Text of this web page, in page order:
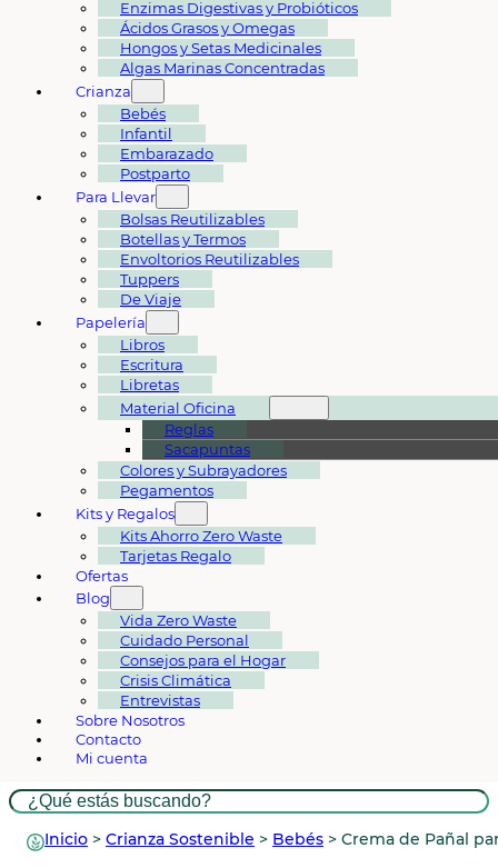
Enzimas Digestivas y Probióticos
Ácidos Grasos y Omegas
Hongos y Setas Medicinales
Algas Marinas Concentradas
Crianza
Bebés
Infantil
Embarazado
Postparto
Para Llevar
Bolsas Reutilizables
Botellas y Termos
Envoltorios Reutilizables
Tuppers
De Viaje
Papelería
Libros
Escritura
Libretas
Material Oficina
Reglas
Sacapuntas
Colores y Subrayadores
Pegamentos
Kits y Regalos
Kits Ahorro Zero Waste
Tarjetas Regalo
Ofertas
Blog
Vida Zero Waste
Cuidado Personal
Consejos para el Hogar
Crisis Climática
Entrevistas
Sobre Nosotros
Contacto
Mi cuenta
Buscar
Inicio > Crianza Sostenible > Bebés > Crema de Pañal